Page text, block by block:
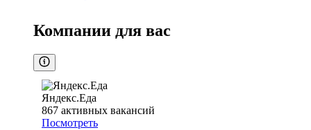
Компании для вас
Яндекс.Еда
867 активных вакансий
Посмотреть